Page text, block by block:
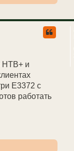
НТВ+ и
E3372 с
работать